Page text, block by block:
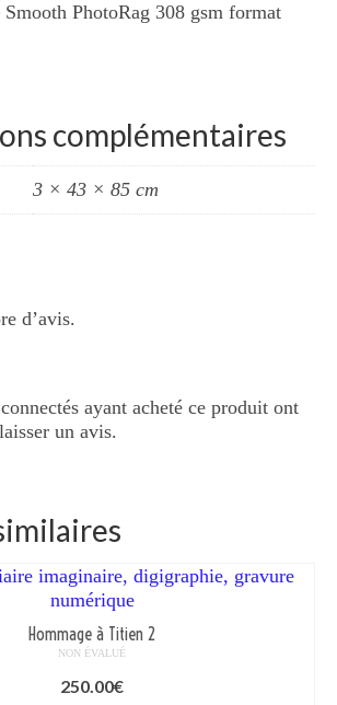
PhotoRag 308 gsm format
complémentaires
3 × 43 × 85 cm
d’avis.
ayant acheté ce produit ont
un avis.
Hommage à Titien 2
NON ÉVALUÉ
250.00€